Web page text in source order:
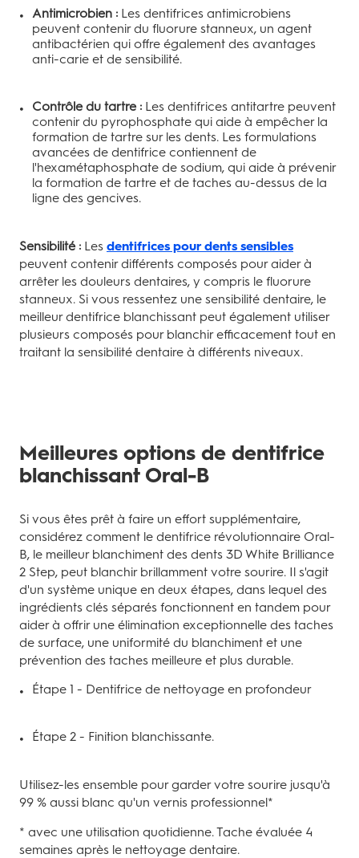
Antimicrobien : Les dentifrices antimicrobiens
peuvent contenir du fluorure stanneux, un agent
antibactérien qui offre également des avantages
anti-carie et de sensibilité.
Contrôle du tartre : Les dentifrices antitartre peuvent
contenir du pyrophosphate qui aide à empêcher la
formation de tartre sur les dents. Les formulations
avancées de dentifrice contiennent de
l'hexamétaphosphate de sodium, qui aide à prévenir
la formation de tartre et de taches au-dessus de la
ligne des gencives.
Sensibilité : Les dentifrices pour dents sensibles
peuvent contenir différents composés pour aider à
arrêter les douleurs dentaires, y compris le fluorure
stanneux. Si vous ressentez une sensibilité dentaire, le
meilleur dentifrice blanchissant peut également utiliser
plusieurs composés pour blanchir efficacement tout en
traitant la sensibilité dentaire à différents niveaux.
Meilleures options de dentifrice
blanchissant Oral-B
Si vous êtes prêt à faire un effort supplémentaire,
considérez comment le dentifrice révolutionnaire Oral-
B, le meilleur blanchiment des dents 3D White Brilliance
2 Step, peut blanchir brillamment votre sourire. Il s'agit
d'un système unique en deux étapes, dans lequel des
ingrédients clés séparés fonctionnent en tandem pour
aider à offrir une élimination exceptionnelle des taches
de surface, une uniformité du blanchiment et une
prévention des taches meilleure et plus durable.
Étape 1 - Dentifrice de nettoyage en profondeur
Étape 2 - Finition blanchissante.
Utilisez-les ensemble pour garder votre sourire jusqu'à
99 % aussi blanc qu'un vernis professionnel*
* avec une utilisation quotidienne. Tache évaluée 4
semaines après le nettoyage dentaire.